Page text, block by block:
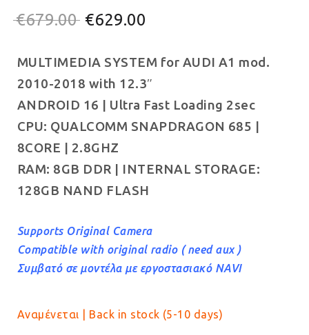
€679.00 Original
was:
€679.00.
€629.00
τιμή
είναι:
€629.00.
MULTIMEDIA SYSTEM for AUDI A1 mod.
2010-2018 with 12.3″
ANDROID 16 | Ultra Fast Loading 2sec
CPU: QUALCOMM SNAPDRAGON 685 |
8CORE | 2.8GHZ
RAM: 8GB DDR | INTERNAL STORAGE:
128GB NAND FLASH
Supports Original Camera
Compatible with original radio ( need aux )
Συμβατό σε μοντέλα με εργοστασιακό NAVI
Αναμένεται | Back in stock (5-10 days)